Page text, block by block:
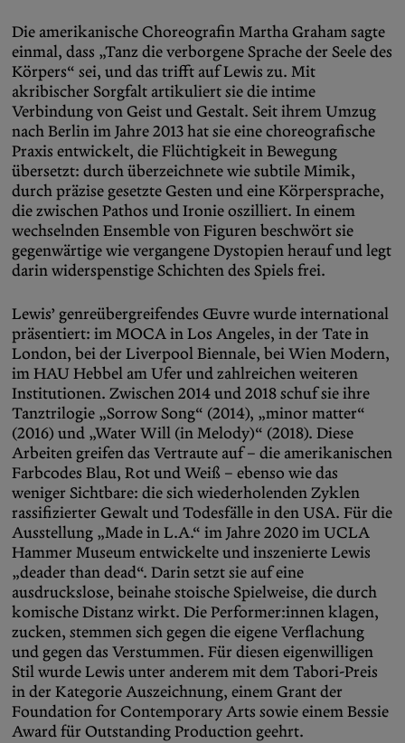
Die amerikanische Choreografin Martha Graham sagte
einmal, dass „Tanz die verborgene Sprache der Seele des
Körpers“ sei, und das trifft auf Lewis zu. Mit
akribischer Sorgfalt artikuliert sie die intime
Verbindung von Geist und Gestalt. Seit ihrem Umzug
nach Berlin im Jahre 2013 hat sie eine choreografische
Praxis entwickelt, die Flüchtigkeit in Bewegung
übersetzt: durch überzeichnete wie subtile Mimik,
durch präzise gesetzte Gesten und eine Körpersprache,
die zwischen Pathos und Ironie oszilliert. In einem
wechselnden Ensemble von Figuren beschwört sie
gegenwärtige wie vergangene Dystopien herauf und legt
darin widerspenstige Schichten des Spiels frei.
Lewis’ genreübergreifendes Œuvre wurde international
präsentiert: im MOCA in Los Angeles, in der Tate in
London, bei der Liverpool Biennale, bei Wien Modern,
im HAU Hebbel am Ufer und zahlreichen weiteren
Institutionen. Zwischen 2014 und 2018 schuf sie ihre
Tanztrilogie „Sorrow Song“ (2014), „minor matter“
(2016) und „Water Will (in Melody)“ (2018). Diese
Arbeiten greifen das Vertraute auf – die amerikanischen
Farbcodes Blau, Rot und Weiß – ebenso wie das
weniger Sichtbare: die sich wiederholenden Zyklen
rassifizierter Gewalt und Todesfälle in den USA. Für die
Ausstellung „Made in L.A.“ im Jahre 2020 im UCLA
Hammer Museum entwickelte und inszenierte Lewis
„deader than dead“. Darin setzt sie auf eine
ausdruckslose, beinahe stoische Spielweise, die durch
komische Distanz wirkt. Die Performer:innen klagen,
zucken, stemmen sich gegen die eigene Verflachung
und gegen das Verstummen. Für diesen eigenwilligen
Stil wurde Lewis unter anderem mit dem Tabori-Preis
in der Kategorie Auszeichnung, einem Grant der
Foundation for Contemporary Arts sowie einem Bessie
Award für Outstanding Production geehrt.